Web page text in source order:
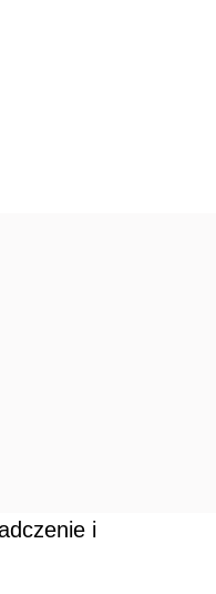
i